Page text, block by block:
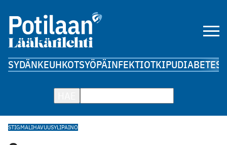
SYDÄNKEUHKOTSYÖPÄINFEKTIOTKIPUDIABETES
STIGMALIHAVUUSYLIPAINO